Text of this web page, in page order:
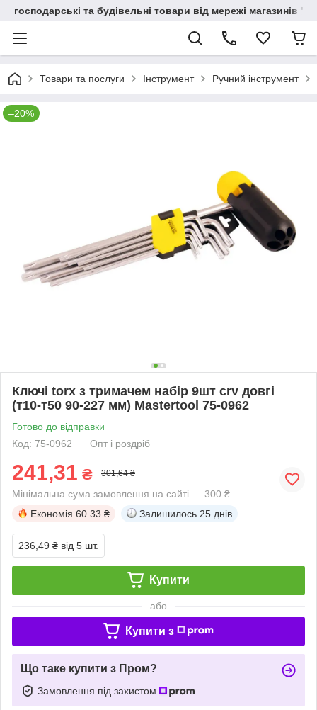
господарські та будівельні товари від мережі магазинів
Товари та послуги Інструмент Ручний інструмент
–20%
Ключі torx з тримачем набір 9шт crv довгі
(т10-т50 90-227 мм) Mastertool 75-0962
Готово до відправки
Код: 75-0962
Опт і роздріб
241,31 ₴ 301,64 ₴
Мінімальна сума замовлення на сайті — 300 ₴
Економія 60.33 ₴ Залишилось 25 днів
236,49 ₴ від 5 шт.
Купити
або
Купити з
Що таке купити з Пром?
Замовлення під захистом